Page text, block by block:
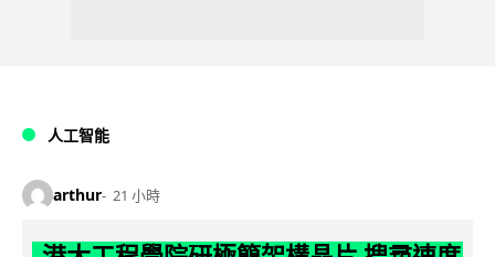
人工智能
arthur 21 小時